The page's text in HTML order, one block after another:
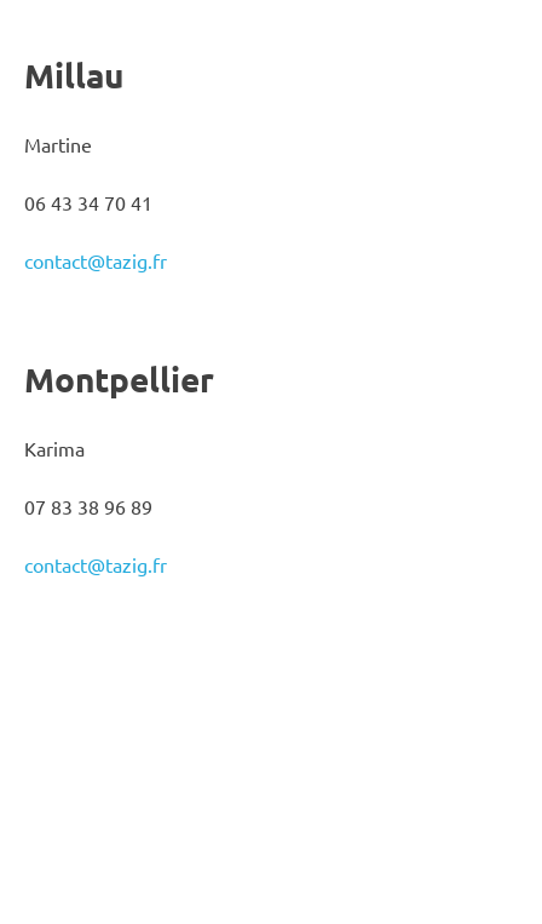
Millau
Martine
06 43 34 70 41
contact@tazig.fr
Montpellier
Karima
07 83 38 96 89
contact@tazig.fr